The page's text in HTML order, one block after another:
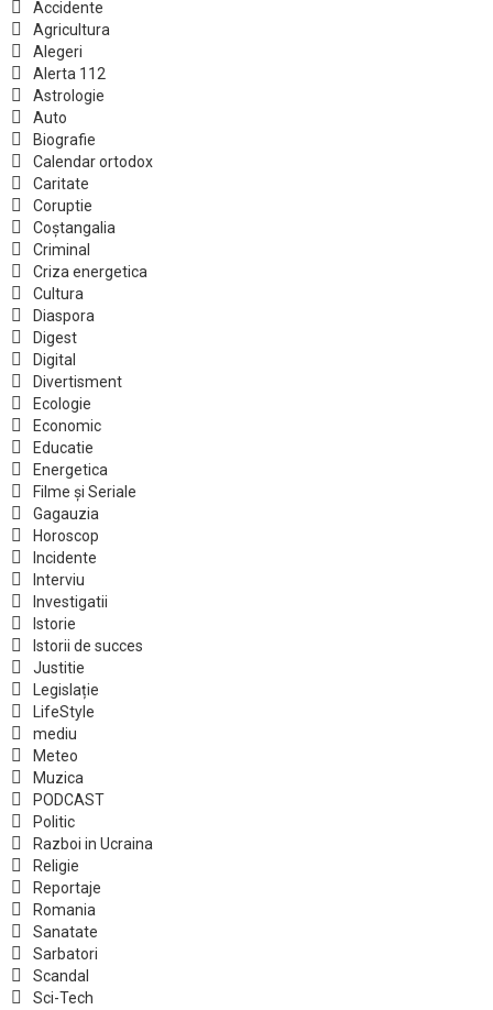
Accidente
Agricultura
Alegeri
Alerta 112
Astrologie
Auto
Biografie
Calendar ortodox
Caritate
Coruptie
Coștangalia
Criminal
Criza energetica
Cultura
Diaspora
Digest
Digital
Divertisment
Ecologie
Economic
Educatie
Energetica
Filme și Seriale
Gagauzia
Horoscop
Incidente
Interviu
Investigatii
Istorie
Istorii de succes
Justitie
Legislație
LifeStyle
mediu
Meteo
Muzica
PODCAST
Politic
Razboi in Ucraina
Religie
Reportaje
Romania
Sanatate
Sarbatori
Scandal
Sci-Tech